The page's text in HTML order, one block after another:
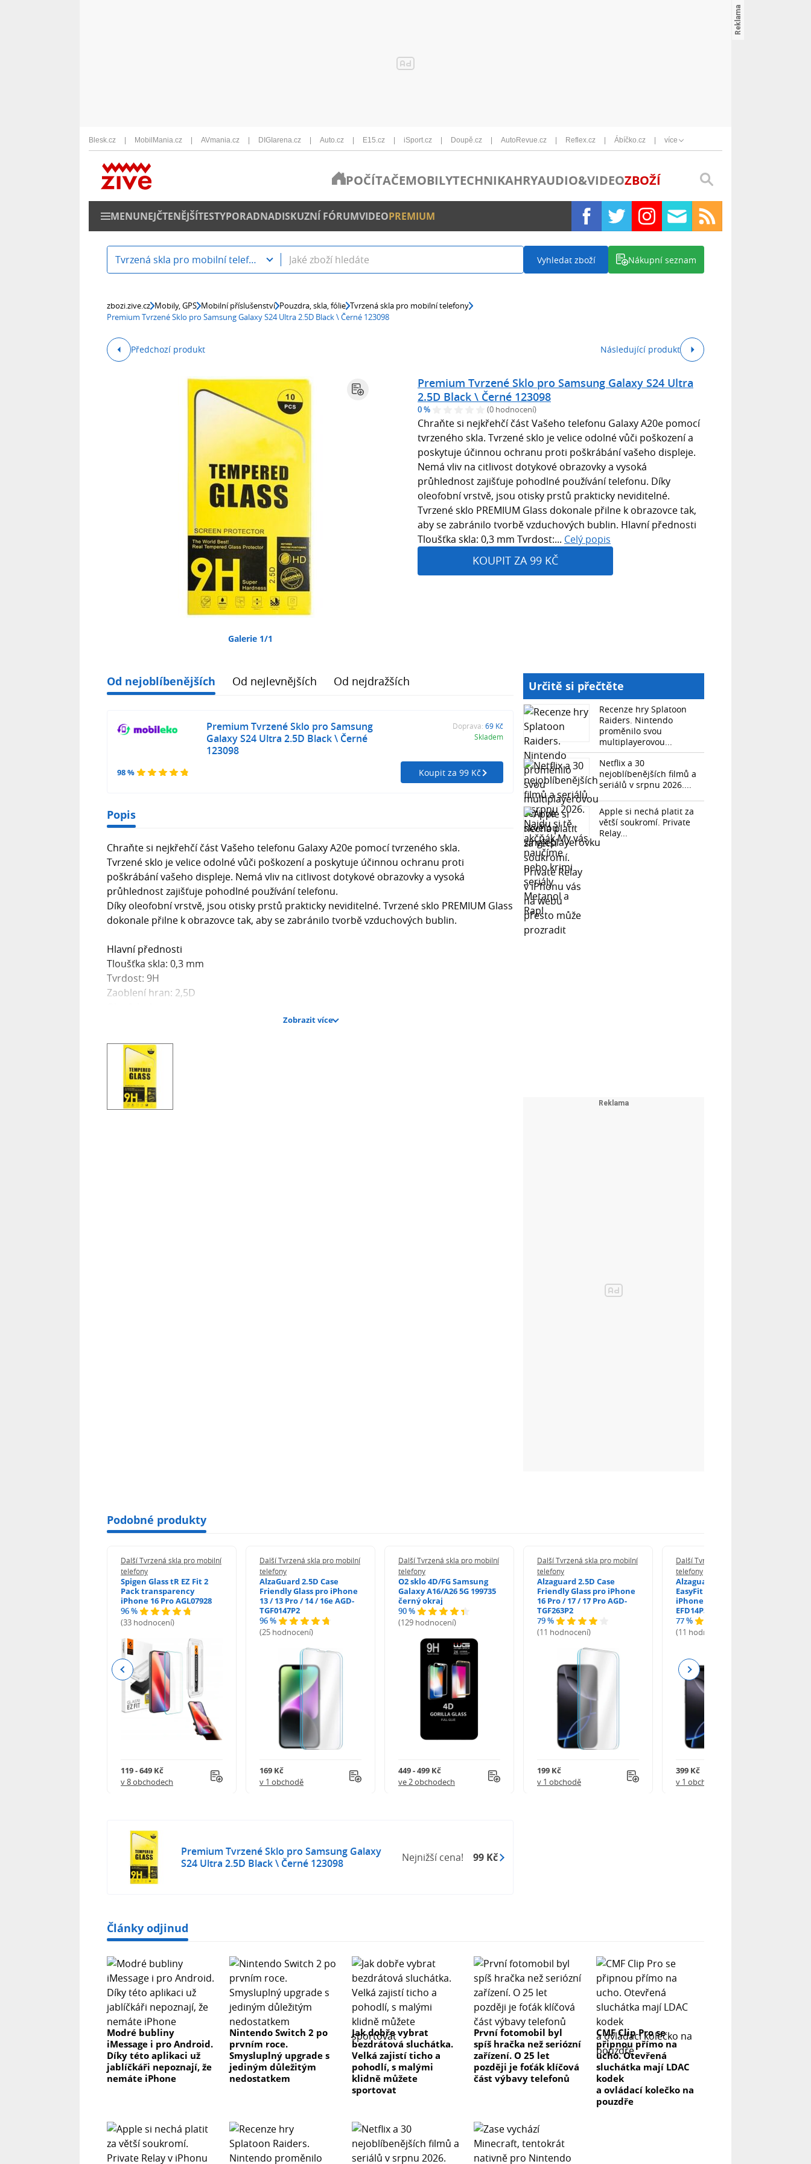
Blesk.cz MobilMania.cz AVmania.cz DIGIarena.cz Auto.cz E15.cz iSport.cz Doupě.cz AutoRevue.cz Reflex.cz Ábíčko.cz více
POČÍTAČEMOBILYTECHNIKAHRYAUDIO&VIDEOZBOŽÍ
MENUNEJČTENĚJŠÍTESTYPORADNADISKUZNÍ FÓRUMVIDEOPREMIUM
Tvrzená skla pro mobilní telefony Vyhledat zboží Nákupní seznam
zbozi.zive.cz Mobily, GPS Mobilní příslušenství Pouzdra, skla, fólie Tvrzená skla pro mobilní telefony
Premium Tvrzené Sklo pro Samsung Galaxy S24 Ultra 2.5D Black \ Černé 123098
Předchozí produkt Následující produkt
Galerie 1/1
Premium Tvrzené Sklo pro Samsung Galaxy S24 Ultra
2.5D Black \ Černé 123098
0 % (0 hodnocení)
Chraňte si nejkřehčí část Vašeho telefonu Galaxy A20e pomocí
tvrzeného skla. Tvrzené sklo je velice odolné vůči poškození a
poskytuje účinnou ochranu proti poškrábání vašeho displeje.
Nemá vliv na citlivost dotykové obrazovky a vysoká
průhlednost zajišťuje pohodlné používání telefonu. Díky
oleofobní vrstvě, jsou otisky prstů prakticky neviditelné.
Tvrzené sklo PREMIUM Glass dokonale přilne k obrazovce tak,
aby se zabránilo tvorbě vzduchových bublin. Hlavní přednosti
Tloušťka skla: 0,3 mm Tvrdost:... Celý popis
KOUPIT ZA 99 KČ
Od nejoblíbenějších Od nejlevnějších Od nejdražších
98 %
Premium Tvrzené Sklo pro Samsung
Galaxy S24 Ultra 2.5D Black \ Černé
123098
Doprava: 69 Kč
Skladem
Koupit za 99 Kč
Popis
Chraňte si nejkřehčí část Vašeho telefonu Galaxy A20e pomocí tvrzeného skla.
Tvrzené sklo je velice odolné vůči poškození a poskytuje účinnou ochranu proti
poškrábání vašeho displeje. Nemá vliv na citlivost dotykové obrazovky a vysoká
průhlednost zajišťuje pohodlné používání telefonu.
Díky oleofobní vrstvě, jsou otisky prstů prakticky neviditelné. Tvrzené sklo PREMIUM Glass
dokonale přilne k obrazovce tak, aby se zabránilo tvorbě vzduchových bublin.
Hlavní přednosti
Tloušťka skla: 0,3 mm
Tvrdost: 9H
Zaoblení hran: 2,5D
Obsah balení:
tvrzené sklo, čisticí hadřík napuštěný v alkoholu, hadřík z mikrovlákna
Zobrazit více
Určitě si přečtěte
Recenze hry Splatoon
Raiders. Nintendo
proměnilo svou
multiplayerovou...
Netflix a 30
nejoblíbenějších filmů a
seriálů v srpnu 2026....
Apple si nechá platit za
větší soukromí. Private
Relay...
Podobné produkty
Další Tvrzená skla pro mobilní
telefony
Spigen Glass tR EZ Fit 2
Pack transparency
iPhone 16 Pro AGL07928
96 %
(33 hodnocení)
119 - 649 Kč
v 8 obchodech
Další Tvrzená skla pro mobilní
telefony
AlzaGuard 2.5D Case
Friendly Glass pro iPhone
13 / 13 Pro / 14 / 16e AGD-
TGF0147P2
96 %
(25 hodnocení)
169 Kč
v 1 obchodě
Další Tvrzená skla pro mobilní
telefony
O2 sklo 4D/FG Samsung
Galaxy A16/A26 5G 199735
černý okraj
90 %
(129 hodnocení)
449 - 499 Kč
ve 2 obchodech
Další Tvrzená skla pro mobilní
telefony
Alzaguard 2.5D Case
Friendly Glass pro iPhone
16 Pro / 17 / 17 Pro AGD-
TGF263P2
79 %
(11 hodnocení)
199 Kč
v 1 obchodě
Další Tvrzená skla pro mobilní
telefony
Alzaguard 2.5D Glass
EasyFit DustFree pro
iPhone 16 Pro / 17 AGD-
EFD14P3
77 %
(11 hodnocení)
399 Kč
v 1 obchodě
Previous Next
Premium Tvrzené Sklo pro Samsung Galaxy
S24 Ultra 2.5D Black \ Černé 123098
Nejnižší cena! 99 Kč
Články odjinud
Modré bubliny
iMessage i pro Android.
Díky této aplikaci už
jablíčkáři nepoznají, že
nemáte iPhone
Nintendo Switch 2 po
prvním roce.
Smysluplný upgrade s
jediným důležitým
nedostatkem
Jak dobře vybrat
bezdrátová sluchátka.
Velká zajistí ticho a
pohodlí, s malými
klidně můžete
sportovat
První fotomobil byl
spíš hračka než seriózní
zařízení. O 25 let
později je foťák klíčová
část výbavy telefonů
CMF Clip Pro se
připnou přímo na
ucho. Otevřená
sluchátka mají LDAC
kodek
a ovládací kolečko na
pouzdře